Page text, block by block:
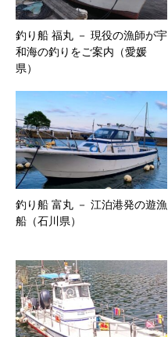
釣り船 福丸 － 現役の漁師が宇
和海の釣りをご案内（愛媛
県）
釣り船 富丸 － 江泊港発の遊漁
船（石川県）